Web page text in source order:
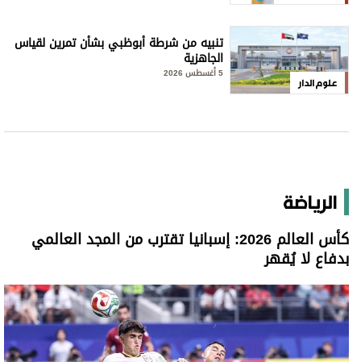
علوم الدار
تنبيه من شرطة أبوظبي بشأن تمرين لقياس
الجاهزية
5 أغسطس 2026
الرياضة
كأس العالم 2026: إسبانيا تقترب من المجد العالمي
بدفاع لا يُقهر